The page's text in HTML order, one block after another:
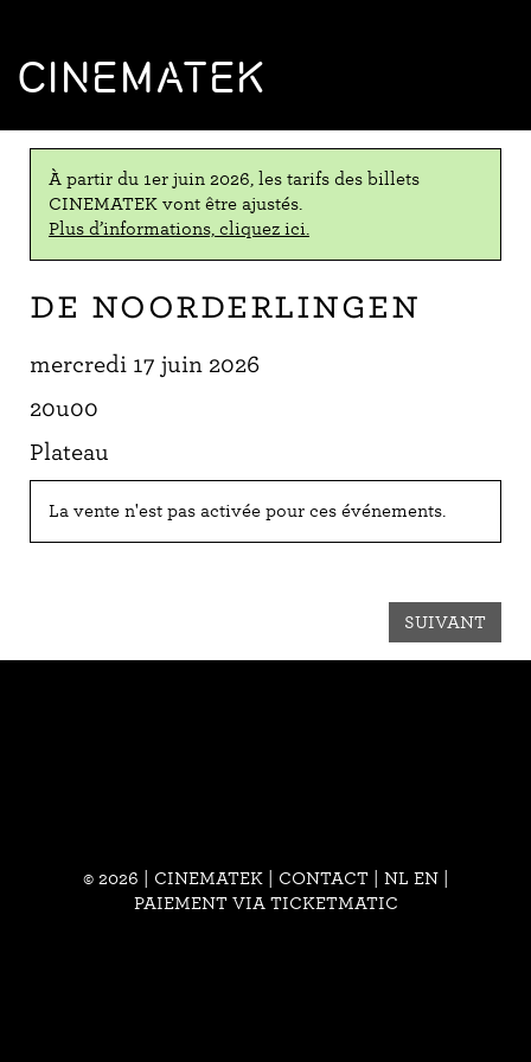
CINEMATEK
À partir du 1er juin 2026, les tarifs des billets
CINEMATEK vont être ajustés.
Plus d’informations, cliquez ici.
De Noorderlingen
mercredi 17 juin 2026
20u00
Plateau
La vente n'est pas activée pour ces événements.
SUIVANT
© 2026 | CINEMATEK | CONTACT| NL EN
PAIEMENT VIA TICKETMATIC